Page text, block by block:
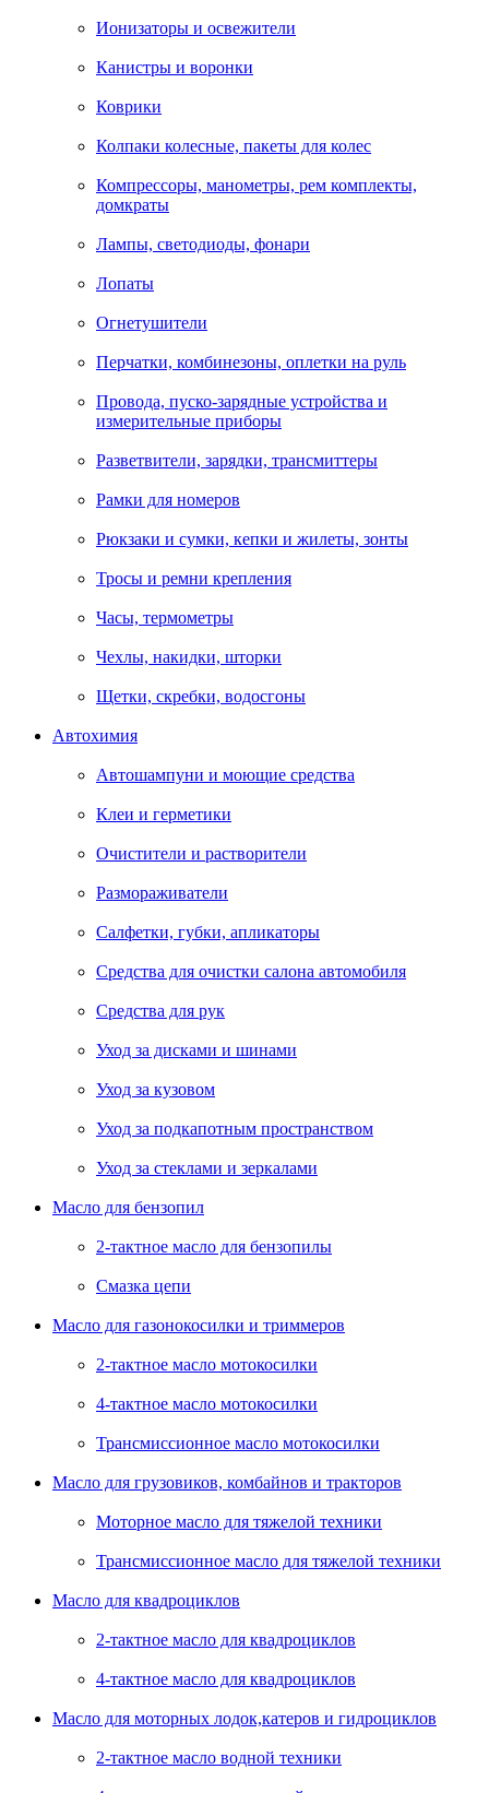
Ионизаторы и освежители
Канистры и воронки
Коврики
Колпаки колесные, пакеты для колес
Компрессоры, манометры, рем комплекты,
домкраты
Лампы, светодиоды, фонари
Лопаты
Огнетушители
Перчатки, комбинезоны, оплетки на руль
Провода, пуско-зарядные устройства и
измерительные приборы
Разветвители, зарядки, трансмиттеры
Рамки для номеров
Рюкзаки и сумки, кепки и жилеты, зонты
Тросы и ремни крепления
Часы, термометры
Чехлы, накидки, шторки
Щетки, скребки, водосгоны
Автохимия
Автошампуни и моющие средства
Клеи и герметики
Очистители и растворители
Размораживатели
Салфетки, губки, апликаторы
Средства для очистки салона автомобиля
Средства для рук
Уход за дисками и шинами
Уход за кузовом
Уход за подкапотным пространством
Уход за стеклами и зеркалами
Масло для бензопил
2-тактное масло для бензопилы
Cмазка цепи
Масло для газонокосилки и триммеров
2-тактное масло мотокосилки
4-тактное масло мотокосилки
Трансмиссионное масло мотокосилки
Масло для грузовиков, комбайнов и тракторов
Моторное масло для тяжелой техники
Трансмиссионное масло для тяжелой техники
Масло для квадроциклов
2-тактное масло для квадроциклов
4-тактное масло для квадроциклов
Масло для моторных лодок,катеров и гидроциклов
2-тактное масло водной техники